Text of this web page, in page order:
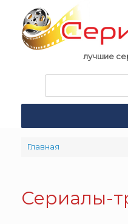
content
лучшие
поиска:
Главная
Сериалы-